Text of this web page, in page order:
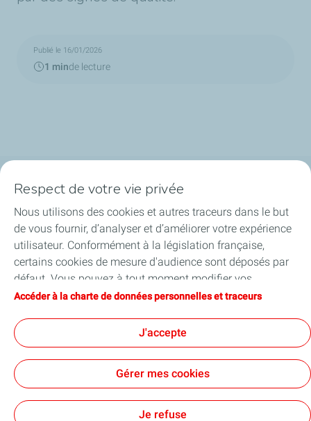
Publié le 16/01/2026
1 minde lecture
La société
Nos métiers
Soyez acteurs
Nos projets
Accessibilité : partiellement conforme
Respect de votre vie privée
Nous utilisons des cookies et autres traceurs dans le but
de vous fournir, d’analyser et d’améliorer votre expérience
utilisateur. Conformément à la législation française,
certains cookies de mesure d'audience sont déposés par
défaut. Vous pouvez à tout moment modifier vos
paramètres de cookies en cliquant sur le bouton « Gérer
vous acceptez le dépôt de l’ensemble des cookies. Dans le
cas où vous cliquez sur « Je refuse », seuls les cookies
techniques nécessaires au bon fonctionnement du site
seront utilisés. Pour plus d’informations, vous pouvez
traceurs ».
Accéder à la charte de données personnelles et traceurs
J'accepte
Gérer mes cookies
Je refuse